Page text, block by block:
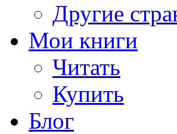
Другие
Мои книги
Читать
Купить
Блог